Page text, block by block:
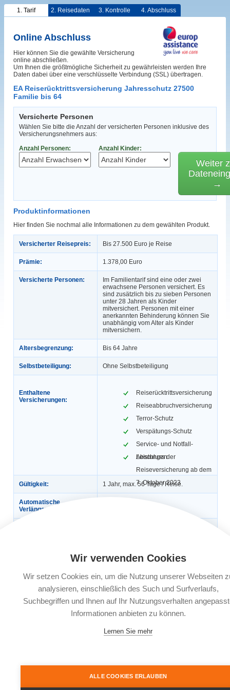
1. Tarif 2. Reisedaten 3. Kontrolle 4. Abschluss
Online Abschluss
Hier können Sie die gewählte Versicherung
online abschließen.
Um Ihnen die größtmögliche Sicherheit zu gewährleisten werden Ihre
Daten dabei über eine verschlüsselte Verbindung (SSL) übertragen.
EA Reiserücktrittsversicherung Jahresschutz 27500
Familie bis 64
Versicherte Personen
Wählen Sie bitte die Anzahl der versicherten Personen inklusive des
Versicherungsnehmers aus:
Anzahl Personen:
Anzahl Kinder:
Weiter
→
Produktinformationen
Hier finden Sie nochmal alle Informationen zu dem gewählten Produkt.
Versicherter Reisepreis: Bis 27.500 Euro je Reise
Prämie: 1.378,00 Euro
Versicherte Personen:
Im Familientarif sind eine oder zwei
erwachsene Personen versichert. Es
sind zusätzlich bis zu sieben Personen
unter 28 Jahren als Kinder
mitversichert. Personen mit einer
anerkannten Behinderung können Sie
unabhängig vom Alter als Kinder
mitversichern.
Altersbegrenzung: Bis 64 Jahre
Selbstbeteiligung: Ohne Selbstbeteiligung
Enthaltene
Versicherungen:
Reiserücktrittsversicherung
Reiseabbruchversicherung
Terror-Schutz
Verspätungs-Schutz
Service- und Notfall-
Leistungen
Abschluss der
Reiseversicherung ab dem
7. Oktober 2023
Gültigkeit: 1 Jahr, max. 56 Tage / Reise.
Automatische
Verlängerung:
5 Kalendertagen nach Reisebuchung
erfolgen.
Leistungsträger:
Europ Assistance SA, Niederlassung
für Deutschland, Adenauerring 9,
Versicherungsbedingungen
Versicherungsprodukten (IPID)
Wir verwenden Cookies
Wir setzen Cookies ein, um die Nutzung unserer Webseiten
analysieren, einschließlich des Such und Surfverlaufs,
Suchbegriffen und Ihnen auf Ihr Nutzungsverhalten
Informationen anbieten zu können.
Lernen Sie mehr
ALLE COOKIES ERLAUBEN